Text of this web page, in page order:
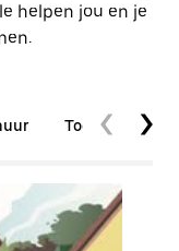
helpen jou en je